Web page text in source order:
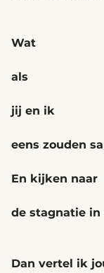
Wat
als
jij en ik
eens zouden
En kijken naar
de stagnatie in
Dan vertel ik